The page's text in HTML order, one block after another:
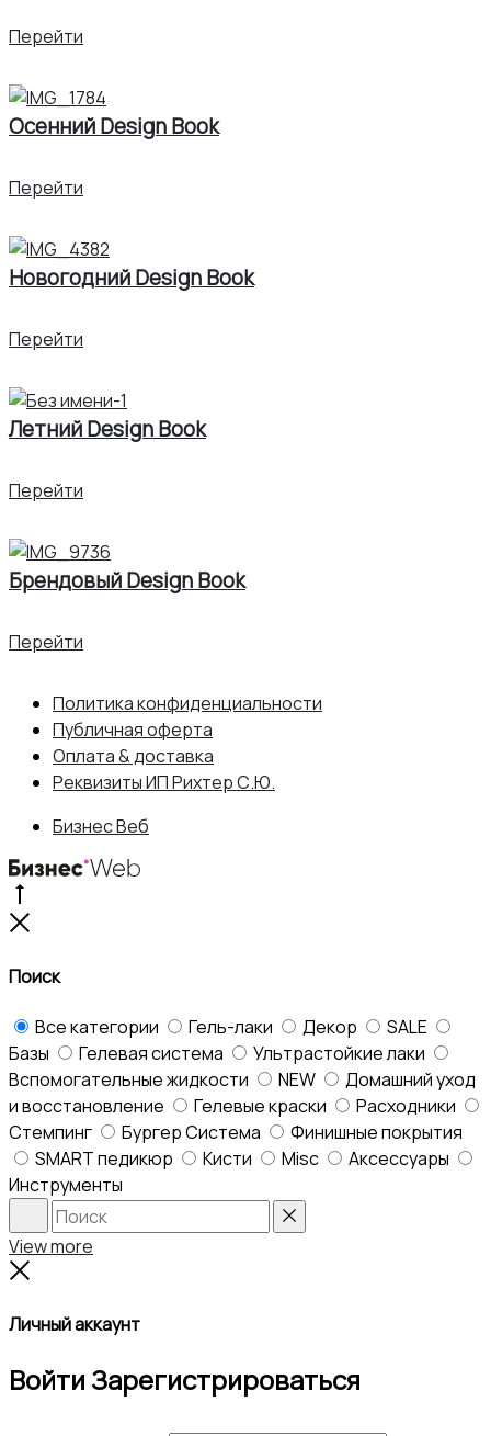
Перейти
Осенний Design Book
Перейти
Новогодний Design Book
Перейти
Летний Design Book
Перейти
Брендовый Design Book
Перейти
Политика конфиденциальности
Публичная оферта
Оплата & доставка
Реквизиты ИП Рихтер С.Ю.
Бизнес Веб
Поиск
Все категории Гель-лаки Декор
SALE
Базы
Гелевая система
Ультрастойкие лаки
Вспомогательные жидкости
NEW
Домашний уход
и восстановление
Гелевые краски
Расходники
Стемпинг
Бургер Система
Финишные покрытия
SMART педикюр
Кисти Misc
Аксессуары
Инструменты
Search Reset
View more
Личный аккаунт
ВойтиЗарегистрироваться